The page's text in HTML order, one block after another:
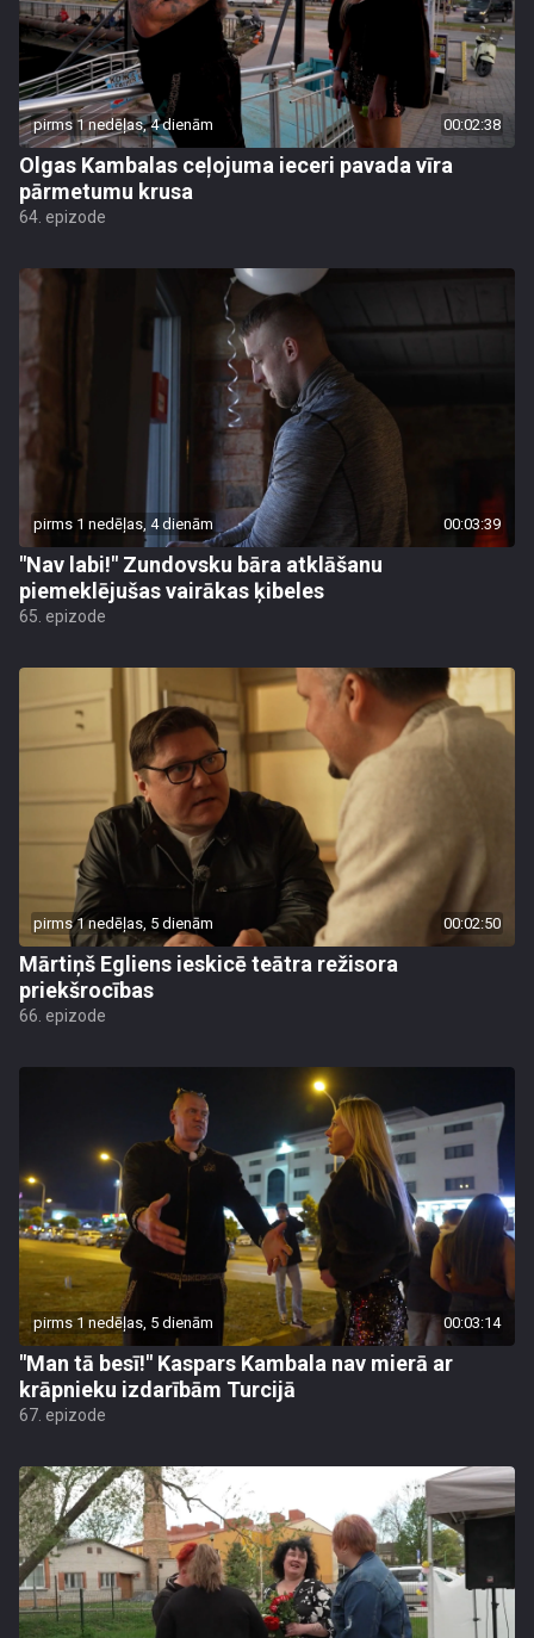
pirms 1 nedēļas, 4 dienām 00:02:38
Olgas Kambalas ceļojuma ieceri pavada vīra
pārmetumu krusa
64. epizode
pirms 1 nedēļas, 4 dienām 00:03:39
"Nav labi!" Zundovsku bāra atklāšanu
piemeklējušas vairākas ķibeles
65. epizode
pirms 1 nedēļas, 5 dienām 00:02:50
Mārtiņš Egliens ieskicē teātra režisora
priekšrocības
66. epizode
pirms 1 nedēļas, 5 dienām 00:03:14
"Man tā besī!" Kaspars Kambala nav mierā ar
krāpnieku izdarībām Turcijā
67. epizode